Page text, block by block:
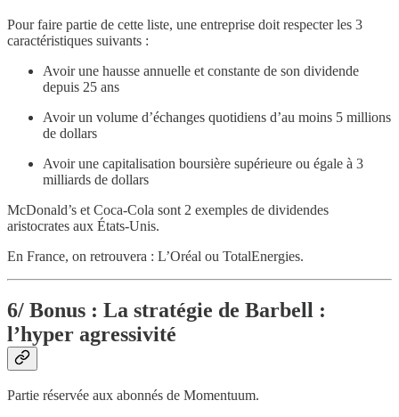
Pour faire partie de cette liste, une entreprise doit respecter les 3
caractéristiques suivants :
Avoir une hausse annuelle et constante de son dividende
depuis 25 ans
Avoir un volume d’échanges quotidiens d’au moins 5 millions
de dollars
Avoir une capitalisation boursière supérieure ou égale à 3
milliards de dollars
McDonald’s et Coca-Cola sont 2 exemples de dividendes
aristocrates aux États-Unis.
En France, on retrouvera : L’Oréal ou TotalEnergies.
6/ Bonus : La stratégie de Barbell :
l’hyper agressivité
Partie réservée aux abonnés de Momentuum.